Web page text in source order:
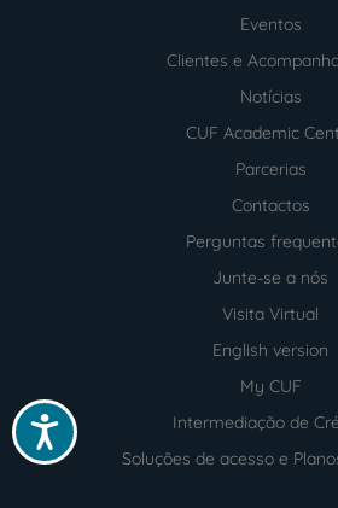
Acessibilidade
Eventos
Clientes e
Notícias
CUF Academic
Parcerias
Contactos
Perguntas
Junte-se a nós
Visita Virtual
English version
My CUF
Intermediação de
Soluções de acesso e